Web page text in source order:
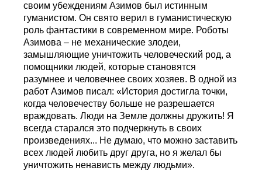
своим убеждениям Азимов был истинным
гуманистом. Он свято верил в гуманистическую
роль фантастики в современном мире. Роботы
Азимова – не механические злодеи,
замышляющие уничтожить человеческий род, а
помощники людей, которые становятся
разумнее и человечнее своих хозяев. В одной из
работ Азимов писал: «История достигла точки,
когда человечеству больше не разрешается
враждовать. Люди на Земле должны дружить! Я
всегда старался это подчеркнуть в своих
произведениях... Не думаю, что можно заставить
всех людей любить друг друга, но я желал бы
уничтожить ненависть между людьми».